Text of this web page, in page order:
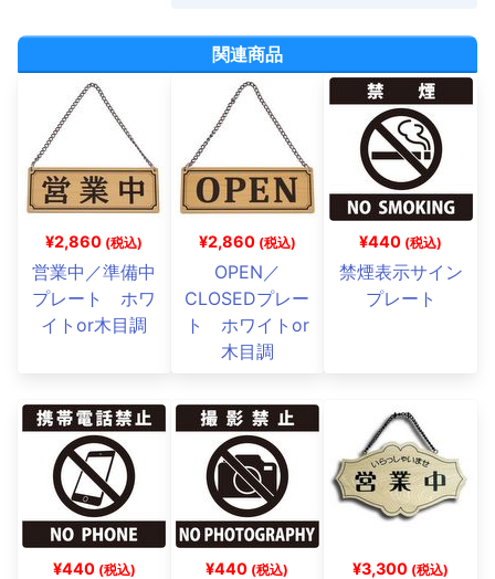
関連商品
¥2,860 (税込)
営業中／準備中
プレート ホワ
イトor木目調
¥2,860 (税込)
OPEN／
CLOSEDプレー
ト ホワイトor
木目調
¥440 (税込)
禁煙表示サイン
プレート
¥440 (税込) ¥440 (税込) ¥3,300 (税込)